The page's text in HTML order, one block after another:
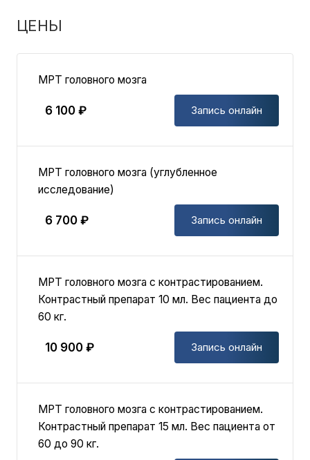
ЦЕНЫ
МРТ головного мозга
6 100 ₽ Запись онлайн
МРТ головного мозга (углубленное
исследование)
6 700 ₽ Запись онлайн
MPT головного мозга с контрастированием.
Контрастный препарат 10 мл. Вес пациента до
60 кг.
10 900 ₽ Запись онлайн
MPT головного мозга с контрастированием.
Контрастный препарат 15 мл. Вес пациента от
60 до 90 кг.